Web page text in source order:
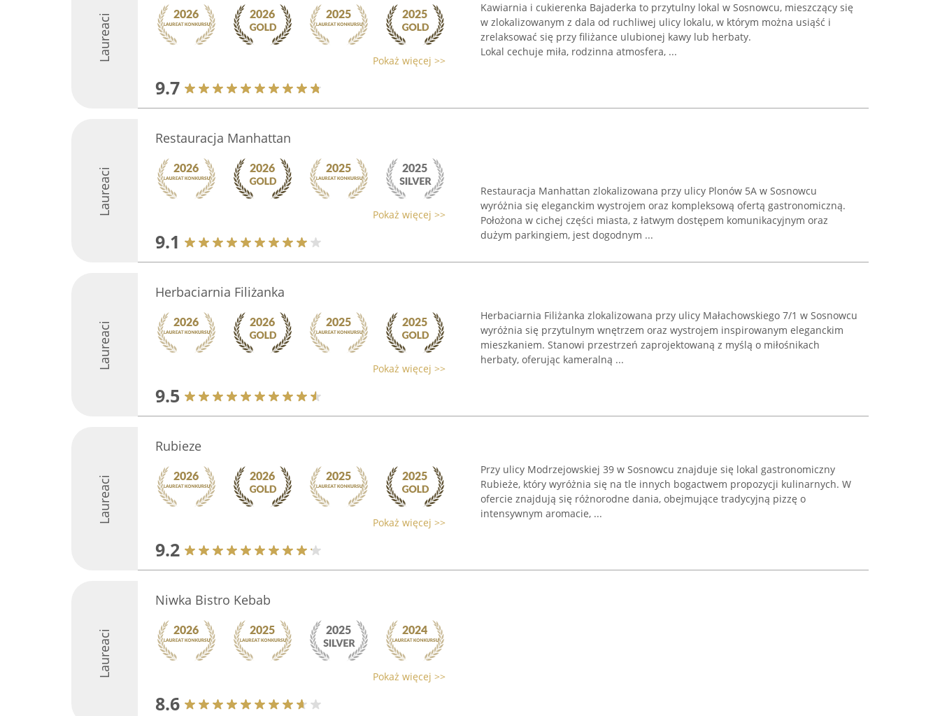
Laureaci Pokaż więcej >>
9.7
Kawiarnia i cukierenka Bajaderka to przytulny lokal w Sosnowcu, mieszczący się
w zlokalizowanym z dala od ruchliwej ulicy lokalu, w którym można usiąść i
zrelaksować się przy filiżance ulubionej kawy lub herbaty.
Lokal cechuje miła, rodzinna atmosfera, ...
Laureaci
Restauracja Manhattan
Pokaż więcej >>
9.1
Restauracja Manhattan zlokalizowana przy ulicy Plonów 5A w Sosnowcu
wyróżnia się eleganckim wystrojem oraz kompleksową ofertą gastronomiczną.
Położona w cichej części miasta, z łatwym dostępem komunikacyjnym oraz
dużym parkingiem, jest dogodnym ...
Laureaci
Herbaciarnia Filiżanka
Pokaż więcej >>
9.5
Herbaciarnia Filiżanka zlokalizowana przy ulicy Małachowskiego 7/1 w Sosnowcu
wyróżnia się przytulnym wnętrzem oraz wystrojem inspirowanym eleganckim
mieszkaniem. Stanowi przestrzeń zaprojektowaną z myślą o miłośnikach
herbaty, oferując kameralną ...
Laureaci
Rubieze
Pokaż więcej >>
9.2
Przy ulicy Modrzejowskiej 39 w Sosnowcu znajduje się lokal gastronomiczny
Rubieże, który wyróżnia się na tle innych bogactwem propozycji kulinarnych. W
ofercie znajdują się różnorodne dania, obejmujące tradycyjną pizzę o
intensywnym aromacie, ...
Laureaci
Niwka Bistro Kebab
Pokaż więcej >>
8.6